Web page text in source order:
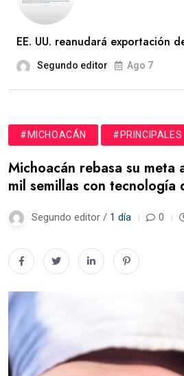
EE. UU. reanudará exportación
Segundo editor Ago 7
#MICHOACÁN #PRINCIPALES
Michoacán rebasa su
mil semillas con tecnología
Segundo editor / 1 día 0